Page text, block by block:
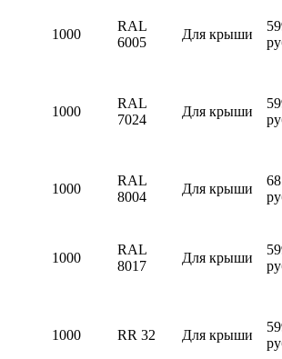
1000
RAL
6005
Для крыши
1000
RAL
7024
Для крыши
1000
RAL
8004
Для крыши
1000
RAL
8017
Для крыши
1000 RR 32 Для крыши